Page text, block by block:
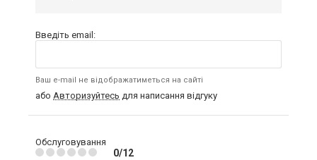
Введіть email:
Ваш e-mail не відображатиметься на сайті
або Авторизуйтесь для написання відгуку
Обслуговування
0/12